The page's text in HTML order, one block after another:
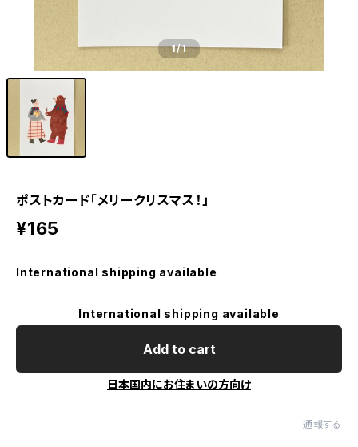
1/1
ポストカード「メリークリスマス！」
¥165
International shipping available
International shipping available
Add to cart
日本国内にお住まいの方向け
通報する